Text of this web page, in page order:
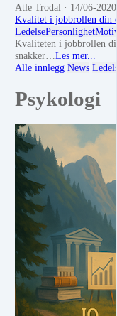
Atle Trodal · 14/06-2020
Kvalitet i jobbrollen din
LedelsePersonlighet
Kvaliteten i jobbrollen
snakker… Les mer...
Alle innlegg News
Psykologi